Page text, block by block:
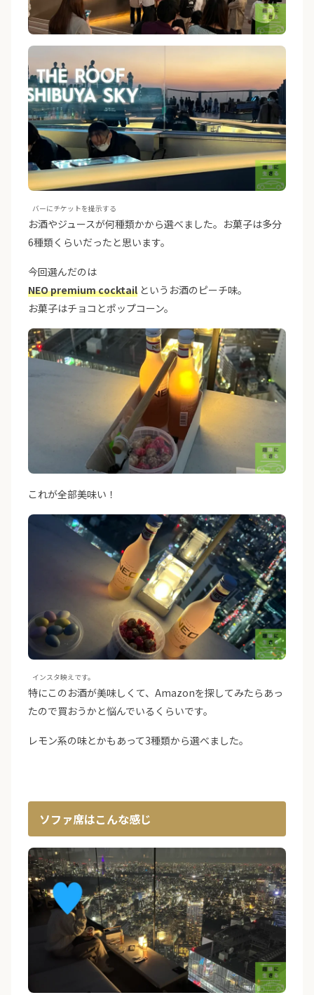
バーにチケットを提示する
お酒やジュースが何種類かから選べました。お菓子は多分
6種類くらいだったと思います。
今回選んだのは
NEO premium cocktail というお酒のピーチ味。
お菓子はチョコとポップコーン。
これが全部美味い！
インスタ映えです。
特にこのお酒が美味しくて、Amazonを探してみたらあっ
たので買おうかと悩んでいるくらいです。
レモン系の味とかもあって3種類から選べました。
ソファ席はこんな感じ